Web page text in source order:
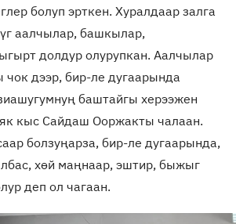
болуп эрткен. Хуралдаар залга
аалчылар, башкылар,
долдур олурупкан. Аалчылар
дээр, бир-ле дугаарында
баштайгы херээжен
кыс Сайдаш Ооржакты чалаан.
болзуңарза, бир-ле дугаарында,
хөй маңнаар, эштир, быжыг
деп ол чагаан.